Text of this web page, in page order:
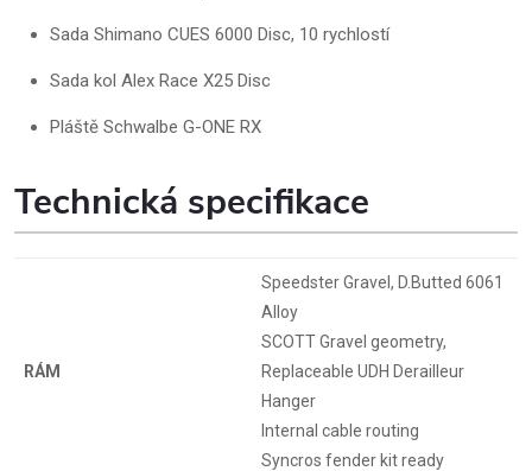
Sada Shimano CUES 6000 Disc, 10 rychlostí
Sada kol Alex Race X25 Disc
Pláště Schwalbe G-ONE RX
Technická specifikace
RÁM
Speedster Gravel, D.Butted 6061
Alloy
SCOTT Gravel geometry,
Replaceable UDH Derailleur
Hanger
Internal cable routing
Syncros fender kit ready